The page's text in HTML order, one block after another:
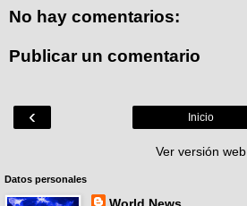
No hay comentarios:
Publicar un comentario
‹ Inicio
Ver versión web
Datos personales